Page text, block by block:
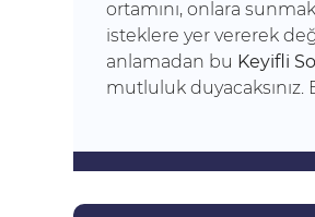
ortamını, onlara
isteklere yer vererek
anlamadan bu Keyifli
mutluluk